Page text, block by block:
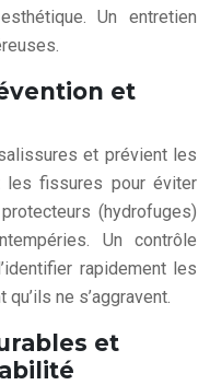
Un entretien
et
et prévient les
les fissures pour éviter
(hydrofuges)
Un contrôle
rapidement les
ne s’aggravent.
et